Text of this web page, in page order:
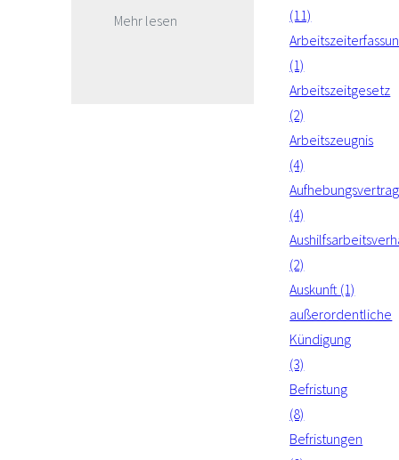
Mehr lesen
(11)
(1)
Arbeitszeitgesetz
(2)
Arbeitszeugnis
(4)
Aufhebungsvertrag
(4)
(2)
Auskunft (1)
außerordentliche
Kündigung
(3)
Befristung
(8)
Befristungen